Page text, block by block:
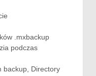
.mxbackup
podczas
backup, Directory